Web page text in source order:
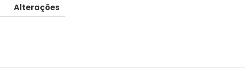
Alterações